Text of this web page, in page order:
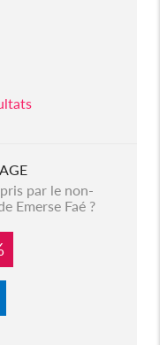
par le non-
Emerse Faé ?